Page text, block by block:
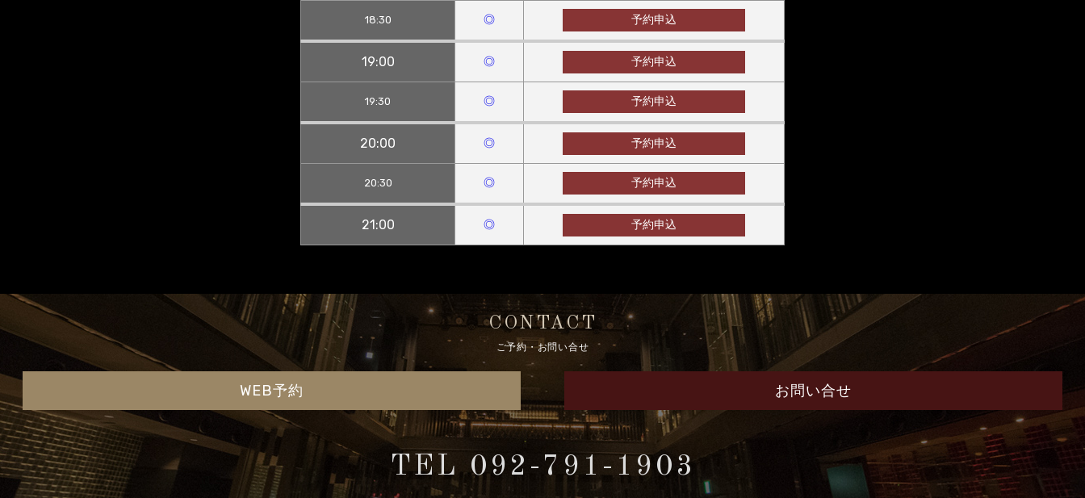
18:30 ◎ 予約申込
19:00 ◎ 予約申込
19:30 ◎ 予約申込
20:00 ◎ 予約申込
20:30 ◎ 予約申込
21:00 ◎ 予約申込
CONTACT
ご予約・お問い合せ
WEB予約 お問い合せ
TEL 092-791-1903